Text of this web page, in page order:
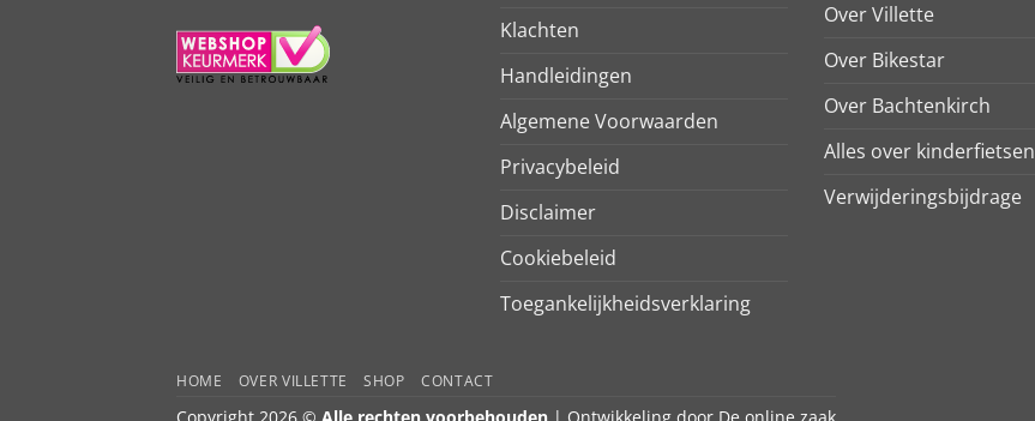
Klachten
Handleidingen
Algemene Voorwaarden
Privacybeleid
Disclaimer
Cookiebeleid
Toegankelijkheidsverklaring
Over Villette
Over Bikestar
Over Bachtenkirch
Alles over kinderfietsen
Verwijderingsbijdrage
HOME OVER VILLETTE SHOP CONTACT